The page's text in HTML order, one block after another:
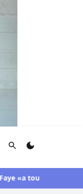
Rechercher
toute l’année 2027